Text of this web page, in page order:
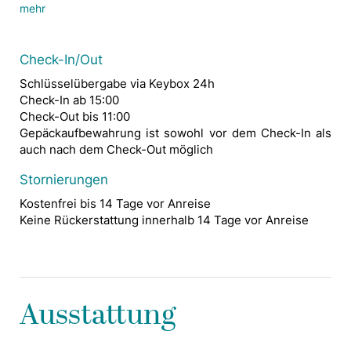
mehr
Check-In/Out
Schlüsselübergabe via Keybox 24h
Check-In ab 15:00
Check-Out bis 11:00
Gepäckaufbewahrung ist sowohl vor dem Check-In als
auch nach dem Check-Out möglich
Stornierungen
Kostenfrei bis 14 Tage vor Anreise
Keine Rückerstattung innerhalb 14 Tage vor Anreise
Ausstattung